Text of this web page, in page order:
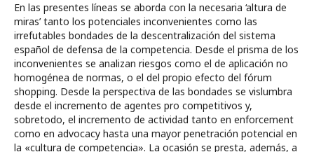
En las presentes líneas se aborda con la necesaria ‘altura de
miras’ tanto los potenciales inconvenientes como las
irrefutables bondades de la descentralización del sistema
español de defensa de la competencia. Desde el prisma de los
inconvenientes se analizan riesgos como el de aplicación no
homogénea de normas, o el del propio efecto del fórum
shopping. Desde la perspectiva de las bondades se vislumbra
desde el incremento de agentes pro competitivos y,
sobretodo, el incremento de actividad tanto en enforcement
como en advocacy hasta una mayor penetración potencial en
la «cultura de competencia». La ocasión se presta, además, a